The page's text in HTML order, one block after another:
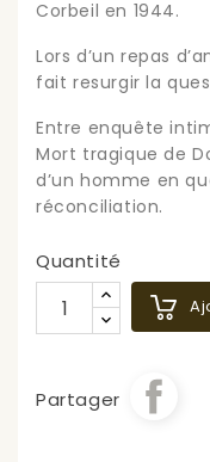
Corbeil en 1944.
Lors d’un repas
fait resurgir la
Entre enquête
Mort tragique de
d’un homme en
réconciliation.
Quantité
Partager